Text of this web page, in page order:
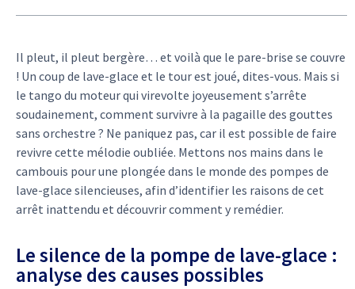
Il pleut, il pleut bergère… et voilà que le pare-brise se couvre
! Un coup de lave-glace et le tour est joué, dites-vous. Mais si
le tango du moteur qui virevolte joyeusement s’arrête
soudainement, comment survivre à la pagaille des gouttes
sans orchestre ? Ne paniquez pas, car il est possible de faire
revivre cette mélodie oubliée. Mettons nos mains dans le
cambouis pour une plongée dans le monde des pompes de
lave-glace silencieuses, afin d’identifier les raisons de cet
arrêt inattendu et découvrir comment y remédier.
Le silence de la pompe de lave-glace :
analyse des causes possibles